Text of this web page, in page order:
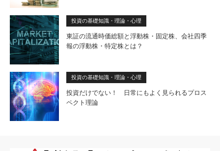
投資の基礎知識・理論・心理
東証の流通時価総額と浮動株・固定株、会社四季
報の浮動株・特定株とは？
投資の基礎知識・理論・心理
投資だけでない！ 日常にもよく見られるプロス
ペクト理論